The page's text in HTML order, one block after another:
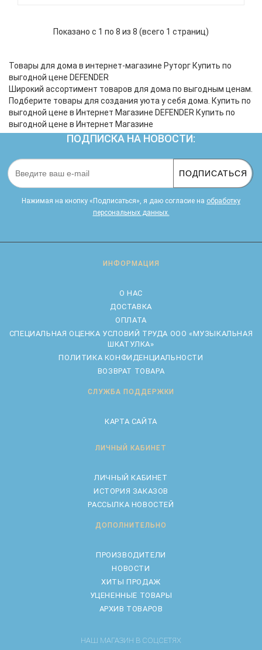
Небольшие размеры делают устройство
подключить к большинству розеток Защита от
перегрузки и короткого замыкания Помогает обе..
Показано с 1 по 8 из 8 (всего 1 страниц)
Товары для дома в интернет-магазине Руторг Купить по
выгодной цене DEFENDER
Широкий ассортимент товаров для дома по выгодным ценам.
Подберите товары для создания уюта у себя дома. Купить по
выгодной цене в Интернет Магазине DEFENDER Купить по
выгодной цене в Интернет Магазине
ПОДПИСКА НА НОВОСТИ:
ПОДПИСАТЬСЯ
Нажимая на кнопку «Подписаться», я даю cогласие на обработку
персональных данных.
ИНФОРМАЦИЯ
О НАС
ДОСТАВКА
ОПЛАТА
CПЕЦИАЛЬНАЯ ОЦЕНКА УСЛОВИЙ ТРУДА ООО «МУЗЫКАЛЬНАЯ
ШКАТУЛКА»
ПОЛИТИКА КОНФИДЕНЦИАЛЬНОСТИ
ВОЗВРАТ ТОВАРА
СЛУЖБА ПОДДЕРЖКИ
КАРТА САЙТА
ЛИЧНЫЙ КАБИНЕТ
ЛИЧНЫЙ КАБИНЕТ
ИСТОРИЯ ЗАКАЗОВ
РАССЫЛКА НОВОСТЕЙ
ДОПОЛНИТЕЛЬНО
ПРОИЗВОДИТЕЛИ
НОВОСТИ
ХИТЫ ПРОДАЖ
УЦЕНЕННЫЕ ТОВАРЫ
АРХИВ ТОВАРОВ
НАШ МАГАЗИН В СОЦСЕТЯХ